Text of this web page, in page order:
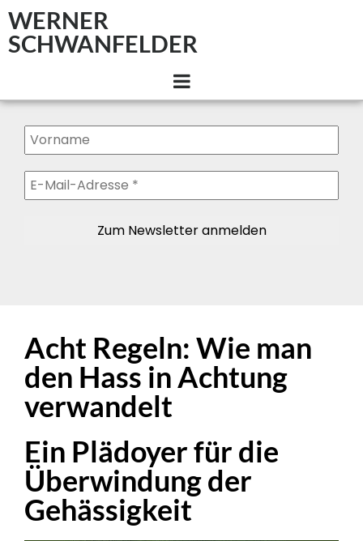
WERNER
SCHWANFELDER
Acht Regeln: Wie man
den Hass in Achtung
verwandelt
Ein Plädoyer für die
Überwindung der
Gehässigkeit